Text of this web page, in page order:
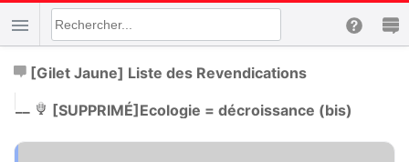
[Gilet Jaune] Liste des Revendications
__ [SUPPRIMÉ]Ecologie = décroissance (bis)